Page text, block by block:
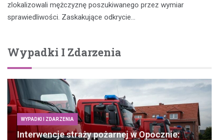
zlokalizowali mężczyznę poszukiwanego przez wymiar
sprawiedliwości. Zaskakujące odkrycie…
Wypadki I Zdarzenia
WYPADKI I ZDARZENIA
Interwencje straży pożarnej w Opocznie: